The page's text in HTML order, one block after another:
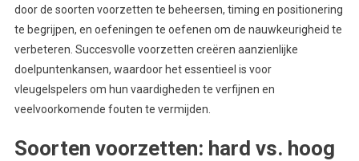
door de soorten voorzetten te beheersen, timing en positionering
te begrijpen, en oefeningen te oefenen om de nauwkeurigheid te
verbeteren. Succesvolle voorzetten creëren aanzienlijke
doelpuntenkansen, waardoor het essentieel is voor
vleugelspelers om hun vaardigheden te verfijnen en
veelvoorkomende fouten te vermijden.
Soorten voorzetten: hard vs. hoog